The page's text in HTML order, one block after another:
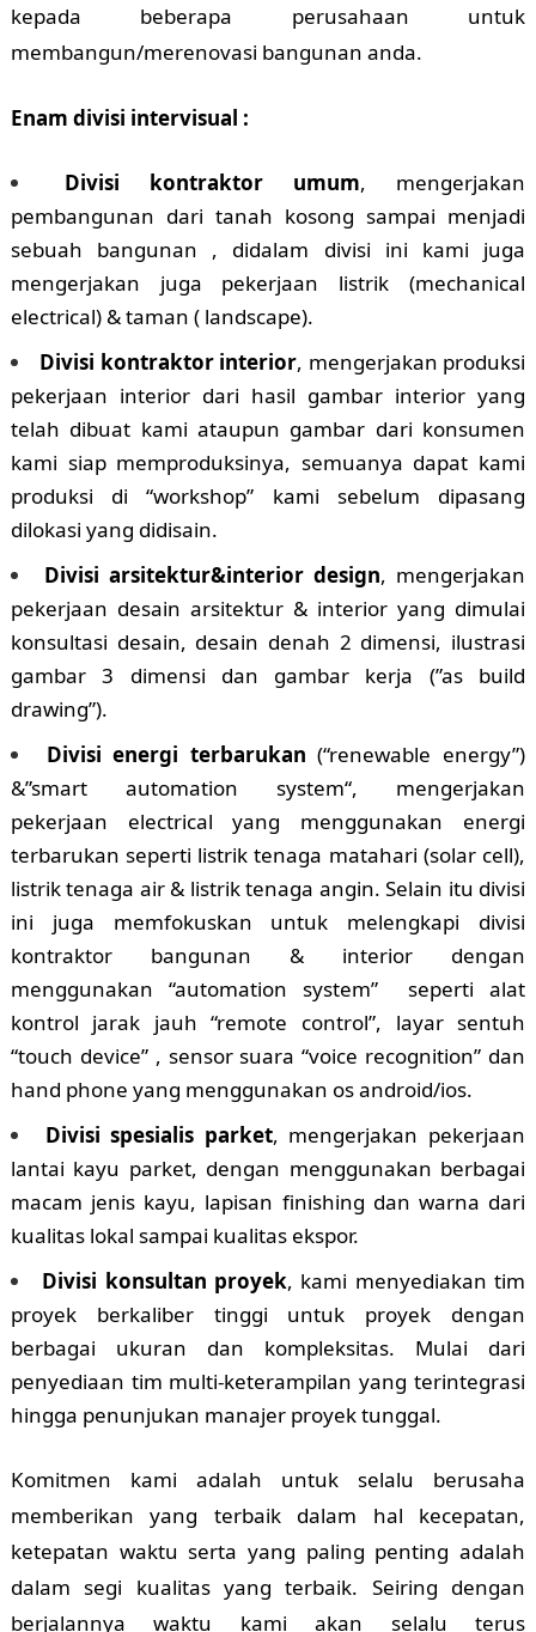
kepada beberapa perusahaan untuk
membangun/merenovasi bangunan anda.
Enam divisi intervisual :
Divisi kontraktor umum, mengerjakan
pembangunan dari tanah kosong sampai menjadi
sebuah bangunan , didalam divisi ini kami juga
mengerjakan juga pekerjaan listrik (mechanical
electrical) & taman ( landscape).
Divisi kontraktor interior, mengerjakan produksi
pekerjaan interior dari hasil gambar interior yang
telah dibuat kami ataupun gambar dari konsumen
kami siap memproduksinya, semuanya dapat kami
produksi di “workshop” kami sebelum dipasang
dilokasi yang didisain.
Divisi arsitektur&interior design, mengerjakan
pekerjaan desain arsitektur & interior yang dimulai
konsultasi desain, desain denah 2 dimensi, ilustrasi
gambar 3 dimensi dan gambar kerja (”as build
drawing”).
Divisi energi terbarukan (“renewable energy”)
&”smart automation system“, mengerjakan
pekerjaan electrical yang menggunakan energi
terbarukan seperti listrik tenaga matahari (solar cell),
listrik tenaga air & listrik tenaga angin. Selain itu divisi
ini juga memfokuskan untuk melengkapi divisi
kontraktor bangunan & interior dengan
menggunakan “automation system” seperti alat
kontrol jarak jauh “remote control”, layar sentuh
“touch device” , sensor suara “voice recognition” dan
hand phone yang menggunakan os android/ios.
Divisi spesialis parket, mengerjakan pekerjaan
lantai kayu parket, dengan menggunakan berbagai
macam jenis kayu, lapisan finishing dan warna dari
kualitas lokal sampai kualitas ekspor.
Divisi konsultan proyek, kami menyediakan tim
proyek berkaliber tinggi untuk proyek dengan
berbagai ukuran dan kompleksitas. Mulai dari
penyediaan tim multi-keterampilan yang terintegrasi
hingga penunjukan manajer proyek tunggal.
Komitmen kami adalah untuk selalu berusaha
memberikan yang terbaik dalam hal kecepatan,
ketepatan waktu serta yang paling penting adalah
dalam segi kualitas yang terbaik. Seiring dengan
berjalannya waktu kami akan selalu terus